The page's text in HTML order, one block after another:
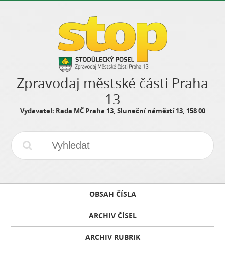
Zpravodaj městské části Praha
13
Vydavatel: Rada MČ Praha 13, Sluneční náměstí 13, 158 00
OBSAH ČÍSLA
ARCHIV ČÍSEL
ARCHIV RUBRIK